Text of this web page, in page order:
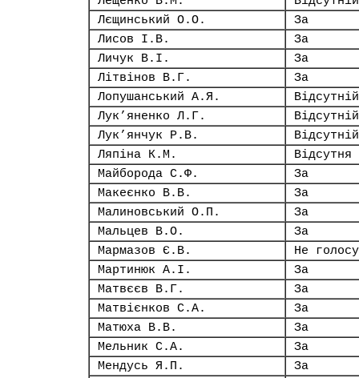
Лєщинський О.О.
За
Лисов І.В.
За
Личук В.І.
За
Літвінов В.Г.
За
Лопушанський А.Я.
Відсутній
Лук’яненко Л.Г.
Відсутній
Лук’янчук Р.В.
Відсутній
Ляпіна К.М.
Відсутня
Майборода С.Ф.
За
Макеєнко В.В.
За
Малиновський О.П.
За
Мальцев В.О.
За
Мармазов Є.В.
Не
Мартинюк А.І.
За
Матвєєв В.Г.
За
Матвієнков С.А.
За
Матюха В.В.
За
Мельник С.А.
За
Мендусь Я.П.
За